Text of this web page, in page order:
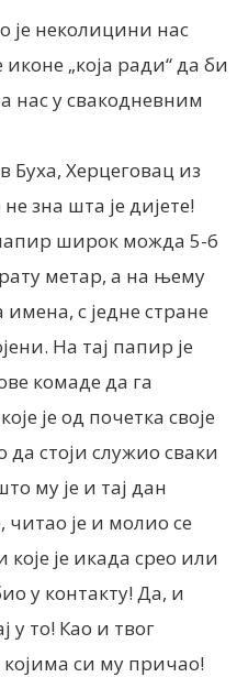
неколицини нас
„која ради“ да би
нас у свакодневним
Буха, Херцеговац из
зна шта је дијете!
папир широк можда 5-6
метар, а на њему
с једне стране
На тај папир је
комаде да га
је од почетка своје
да стоји служио сваки
му је и тај дан
је и молио се
је икада срео или
у контакту! Да, и
у то! Као и твог
којима си му причао!